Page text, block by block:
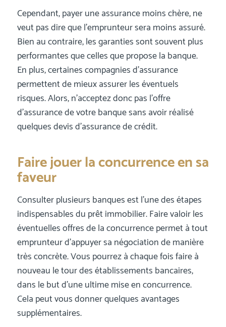
Cependant, payer une assurance moins chère, ne
veut pas dire que l’emprunteur sera moins assuré.
Bien au contraire, les garanties sont souvent plus
performantes que celles que propose la banque.
En plus, certaines compagnies d’assurance
permettent de mieux assurer les éventuels
risques. Alors, n’acceptez donc pas l’offre
d’assurance de votre banque sans avoir réalisé
quelques devis d’assurance de crédit.
Faire jouer la concurrence en sa
faveur
Consulter plusieurs banques est l’une des étapes
indispensables du prêt immobilier. Faire valoir les
éventuelles offres de la concurrence permet à tout
emprunteur d’appuyer sa négociation de manière
très concrète. Vous pourrez à chaque fois faire à
nouveau le tour des établissements bancaires,
dans le but d’une ultime mise en concurrence.
Cela peut vous donner quelques avantages
supplémentaires.